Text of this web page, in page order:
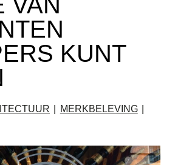
KUNT
MERKBELEVING